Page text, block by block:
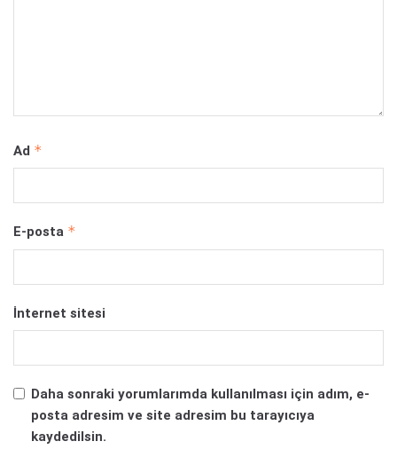
Ad *
E-posta *
İnternet sitesi
Daha sonraki yorumlarımda kullanılması için adım, e-
posta adresim ve site adresim bu tarayıcıya
kaydedilsin.